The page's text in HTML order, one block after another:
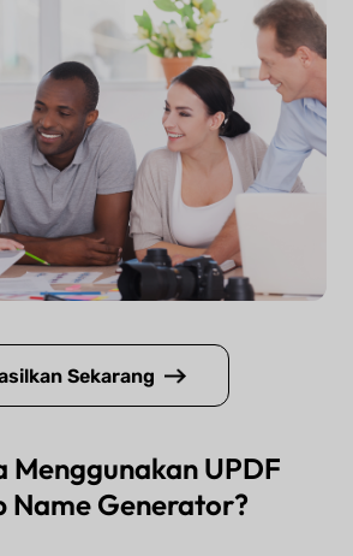
Sekarang
Menggunakan UPDF
Name Generator?